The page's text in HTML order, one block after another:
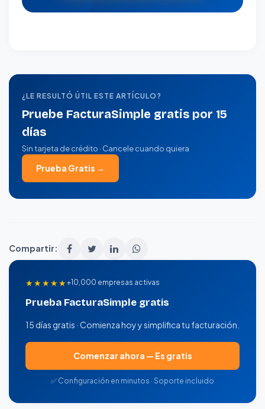
¿LE RESULTÓ ÚTIL ESTE ARTÍCULO?
Pruebe FacturaSimple gratis por 15
días
Sin tarjeta de crédito · Cancele cuando quiera
Prueba Gratis →
Compartir:
★★★★★+10,000 empresas activas
Prueba FacturaSimple gratis
15 días gratis · Comienza hoy y simplifica tu facturación.
Comenzar ahora — Es gratis
✅ Configuración en minutos · Soporte incluido